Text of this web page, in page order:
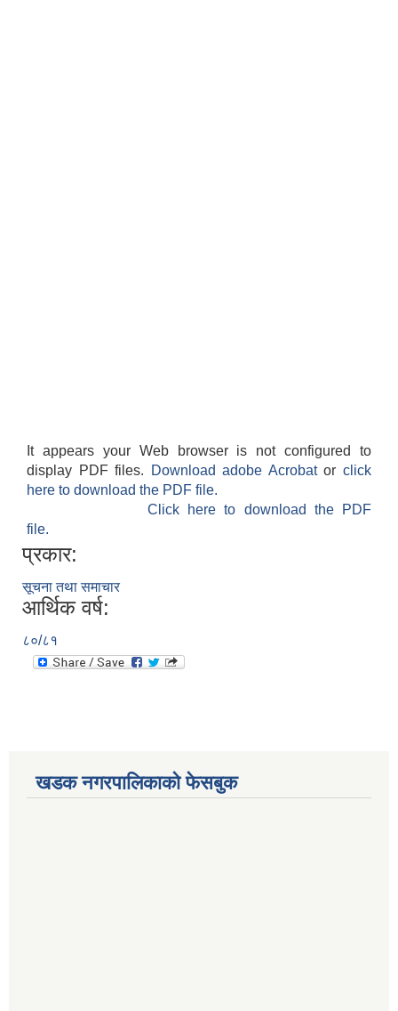
It appears your Web browser is not configured to
display PDF files.
Download adobe Acrobatorclick
here to download the PDF file.
Click here to download the PDF
file.
प्रकार:
सूचना तथा समाचार
आर्थिक वर्ष:
८०/८१
खडक नगरपालिकाको फेसबुक